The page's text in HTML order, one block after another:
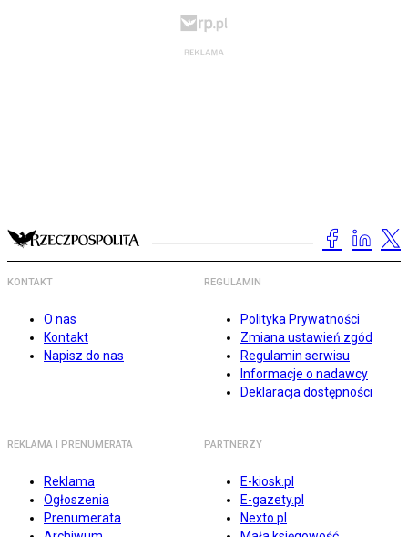
KONTAKT
O nas
Kontakt
Napisz do nas
REGULAMIN
Polityka Prywatności
Zmiana ustawień zgód
Regulamin serwisu
Informacje o nadawcy
Deklaracja dostępności
REKLAMA I PRENUMERATA
Reklama
Ogłoszenia
Prenumerata
PARTNERZY
E-kiosk.pl
E-gazety.pl
Nexto.pl